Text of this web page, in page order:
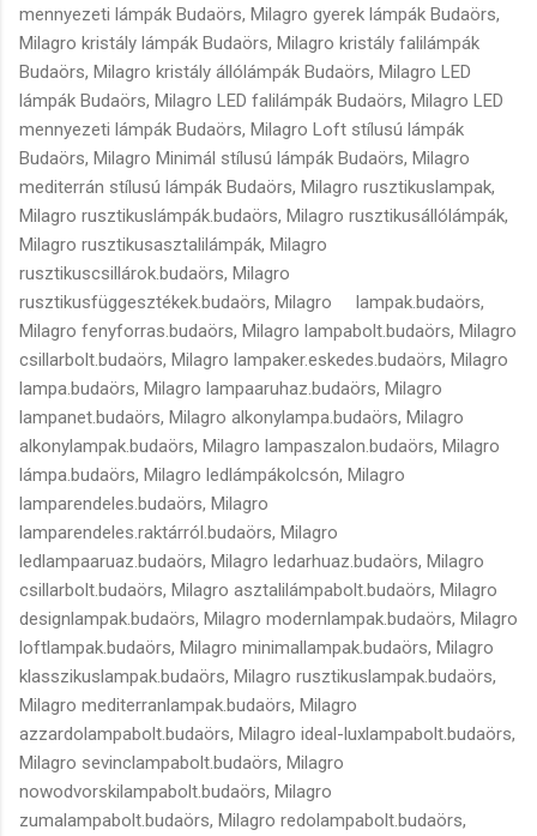
mennyezeti lámpák Budaörs, Milagro gyerek lámpák Budaörs,
Milagro kristály lámpák Budaörs, Milagro kristály falilámpák
Budaörs, Milagro kristály állólámpák Budaörs, Milagro LED
lámpák Budaörs, Milagro LED falilámpák Budaörs, Milagro LED
mennyezeti lámpák Budaörs, Milagro Loft stílusú lámpák
Budaörs, Milagro Minimál stílusú lámpák Budaörs, Milagro
mediterrán stílusú lámpák Budaörs, Milagro rusztikuslampak,
Milagro rusztikuslámpák.budaörs, Milagro rusztikusállólámpák,
Milagro rusztikusasztalilámpák, Milagro
rusztikuscsillárok.budaörs, Milagro
rusztikusfüggesztékek.budaörs, Milagro lampak.budaörs,
Milagro fenyforras.budaörs, Milagro lampabolt.budaörs, Milagro
csillarbolt.budaörs, Milagro lampaker.eskedes.budaörs, Milagro
lampa.budaörs, Milagro lampaaruhaz.budaörs, Milagro
lampanet.budaörs, Milagro alkonylampa.budaörs, Milagro
alkonylampak.budaörs, Milagro lampaszalon.budaörs, Milagro
lámpa.budaörs, Milagro ledlámpákolcsón, Milagro
lamparendeles.budaörs, Milagro
lamparendeles.raktárról.budaörs, Milagro
ledlampaaruaz.budaörs, Milagro ledarhuaz.budaörs, Milagro
csillarbolt.budaörs, Milagro asztalilámpabolt.budaörs, Milagro
designlampak.budaörs, Milagro modernlampak.budaörs, Milagro
loftlampak.budaörs, Milagro minimallampak.budaörs, Milagro
klasszikuslampak.budaörs, Milagro rusztikuslampak.budaörs,
Milagro mediterranlampak.budaörs, Milagro
azzardolampabolt.budaörs, Milagro ideal-luxlampabolt.budaörs,
Milagro sevinclampabolt.budaörs, Milagro
nowodvorskilampabolt.budaörs, Milagro
zumalampabolt.budaörs, Milagro redolampabolt.budaörs,